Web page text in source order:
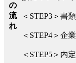
の
流
れ
＜STEP3＞書
＜STEP4＞企
＜STEP5＞内定